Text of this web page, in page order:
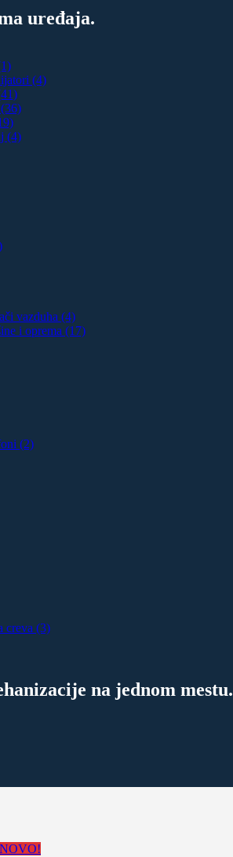
uređaja.
(4)
(4)
vazduha (4)
i oprema (17)
(2)
creva (3)
na jednom mestu.
NOVO!